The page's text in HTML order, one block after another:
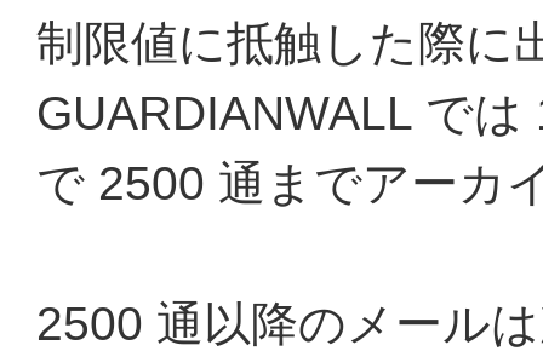
制限値に抵触した際に
GUARDIANWALL で
で 2500 通までアーカ
2500 通以降のメール